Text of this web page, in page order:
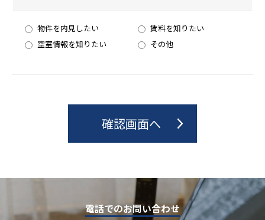
物件を内見したい
賃料を知りたい
空室情報を知りたい
その他
電話でのお問い合わせ